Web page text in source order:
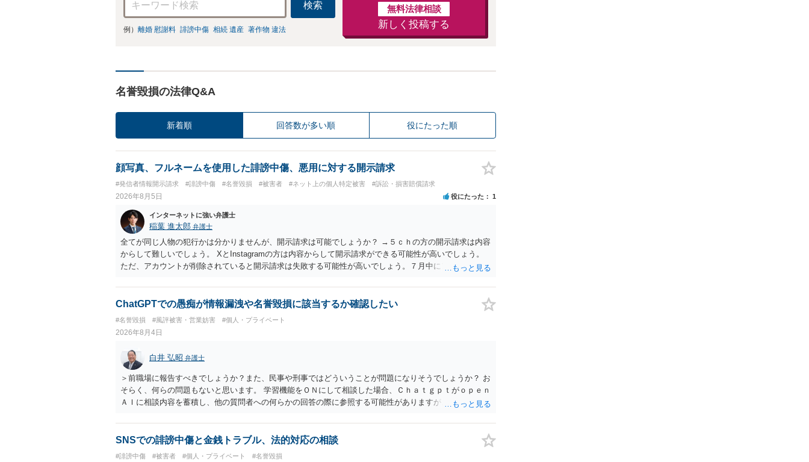
検索
例） 離婚 慰謝料 誹謗中傷 相続 遺産 著作物 違法
無料法律相談
新しく投稿する
名誉毀損の法律Q&A
新着順 回答数が多い順 役にたった順
顔写真、フルネームを使用した誹謗中傷、悪用に対する開示請求
#発信者情報開示請求 #誹謗中傷 #名誉毀損 #被害者 #ネット上の個人特定被害 #訴訟・損害賠償請求
2026年8月5日 役にたった 1
インターネットに強い弁護士
稲葉 進太郎 弁護士
全てが同じ人物の犯行かは分かりませんが、開示請求は可能でしょうか？ →５ｃｈの方の開示請求は内容
からして難しいでしょう。 XとInstagramの方は内容からして開示請求ができる可能性が高いでしょう。
ただ、アカウントが削除されていると開示請求は失敗する可能性が高いでしょう。７月中にアカウントが
相手に全ての弁護士費用を負担させることは可能でしょうか？ →訴訟外の交渉で相手方が認めれば負担さ
せることができるでしょう。訴訟で判決となった場合は、実際の弁護士費用が認められる場合と認められ
ChatGPTでの愚痴が情報漏洩や名誉毀損に該当するか確認したい
#名誉毀損 #風評被害・営業妨害 #個人・プライベート
2026年8月4日
白井 弘昭 弁護士
＞前職場に報告すべきでしょうか？また、民事や刑事ではどういうことが問題になりそうでしょうか？ お
そらく、何らの問題もないと思います。 学習機能をＯＮにして相談した場合、Ｃｈａｔｇｐｔがｏｐｅｎ
ＡＩに相談内容を蓄積し、他の質問者への何らかの回答の際に参照する可能性がありますが、個人名や会
ので、その情報自体が、秘密情報に当たるとは思えませんし、名誉棄損として、個人や会社に対する誹謗
中傷の不特定多数への公開に当たるとも思われません。 もちろん、誰がその内容をｃｈａｔｇｐｔに入力
SNSでの誹謗中傷と金銭トラブル、法的対応の相談
#誹謗中傷 #被害者 #個人・プライベート #名誉毀損